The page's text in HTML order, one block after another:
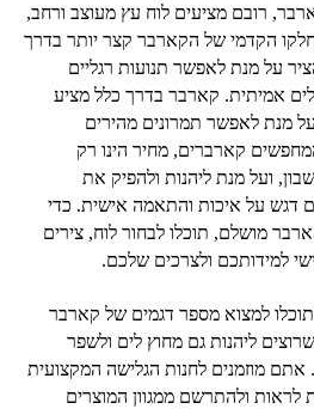
רובם מציעים לוח עץ מעוצב ורחב,
הקדמי של הקארבר קצר יותר בדרך
על מנת לאפשר תנועות רגליים
אמיתית. קארבר בדרך כלל מציע
מנת לאפשר תמרונים מהירים
קארברים, מחיר הינו רק
ועל מנת ליהנות ולהפיק את
דגש על איכות והתאמה אישית. כדי
מושלם, תוכלו לבחור לוח, צירים
למידותכם ולצרכים שלכם.
למצוא מספר דגמים של קארבר
ליהנות גם מחוץ לים ולשפר
אתם מוזמנים לחנות הגלישה המקצועית
לראות ולהתרשם ממגוון המוצרים